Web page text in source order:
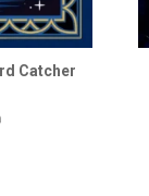
Catcher